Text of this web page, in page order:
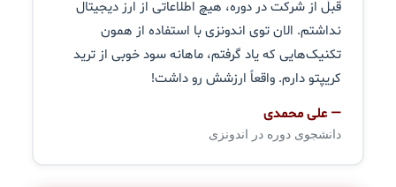
قبل از شرکت در دوره، هیچ اطلاعاتی از ارز دیجیتال
نداشتم. الان توی اندونزی با استفاده از همون
تکنیک‌هایی که یاد گرفتم، ماهانه سود خوبی از ترید
کریپتو دارم. واقعاً ارزشش رو داشت!
— علی محمدی
دانشجوی دوره در اندونزی